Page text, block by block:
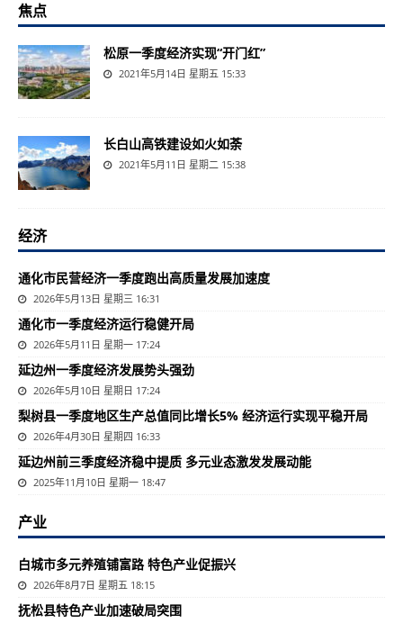
焦点
松原一季度经济实现“开门红”
2021年5月14日 星期五 15:33
长白山高铁建设如火如荼
2021年5月11日 星期二 15:38
经济
通化市民营经济一季度跑出高质量发展加速度
2026年5月13日 星期三 16:31
通化市一季度经济运行稳健开局
2026年5月11日 星期一 17:24
延边州一季度经济发展势头强劲
2026年5月10日 星期日 17:24
梨树县一季度地区生产总值同比增长5% 经济运行实现平稳开局
2026年4月30日 星期四 16:33
延边州前三季度经济稳中提质 多元业态激发发展动能
2025年11月10日 星期一 18:47
产业
白城市多元养殖铺富路 特色产业促振兴
2026年8月7日 星期五 18:15
抚松县特色产业加速破局突围